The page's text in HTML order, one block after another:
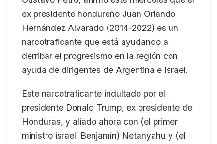
ex presidente hondureño Juan Orlando
Hernández Alvarado (2014-2022) es un
narcotraficante que está ayudando a
derribar el progresismo en la región con
ayuda de dirigentes de Argentina e Israel.
Este narcotraficante indultado por el
presidente Donald Trump, ex presidente de
Honduras, y aliado ahora con (el primer
ministro israelí Benjamín) Netanyahu y (el